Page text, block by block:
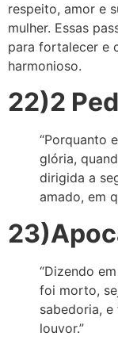
respeito, amor e
mulher. Essas
para fortalecer e
harmonioso.
22)2
“Porquanto
glória,
dirigida a
amado, em
“Dizendo
foi morto,
sabedoria,
louvor.”